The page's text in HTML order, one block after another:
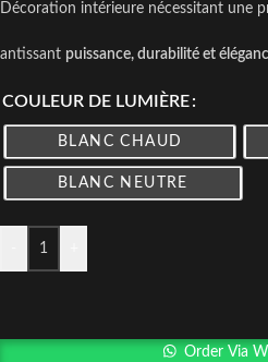
Décoration intérieure nécessitant une
antissant puissance, durabilité et
COULEUR DE LUMIÈRE
BLANC CHAUD
BLANC NEUTRE
Order Via